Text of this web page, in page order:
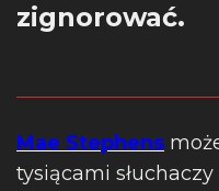
zignorować.
Mae Stephens
tysiącami